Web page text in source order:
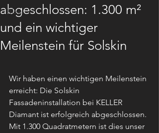
Blog
abgeschlossen: 1.300 m²
und ein wichtiger
Meilenstein für Solskin
Wir haben einen wichtigen Meilenstein
erreicht: Die Solskin
Fassadeninstallation bei KELLER
Diamant ist erfolgreich abgeschlossen.
Mit 1.300 Quadratmetern ist dies unser